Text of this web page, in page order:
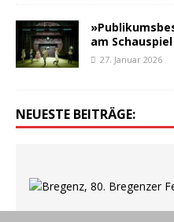
am
27. Januar 2026
NEUESTE BEITRÄGE: